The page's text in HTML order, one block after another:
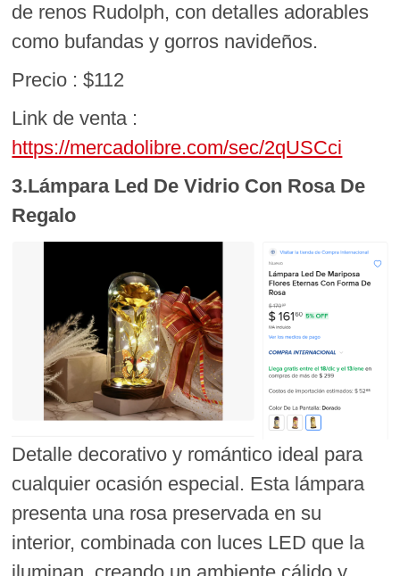
de renos Rudolph, con detalles adorables
como bufandas y gorros navideños.
Precio : $112
Link de venta :
https://mercadolibre.com/sec/2qUSCci
3.Lámpara Led De Vidrio Con Rosa De
Regalo
Detalle decorativo y romántico ideal para
cualquier ocasión especial. Esta lámpara
presenta una rosa preservada en su
interior, combinada con luces LED que la